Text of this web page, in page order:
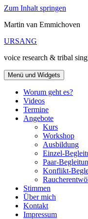
Zum Inhalt springen
Martin van Emmichoven
URSANG
voice research & tribal
Menü und Widgets
Worum geht es?
Videos
Termine
Angebote
Kurs
Workshop
Ausbildung
Einzel-
Paar-
Konflikt-
Stimmen
Über mich
Kontakt
Impressum